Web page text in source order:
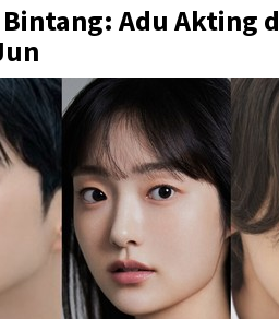
Adu Akting